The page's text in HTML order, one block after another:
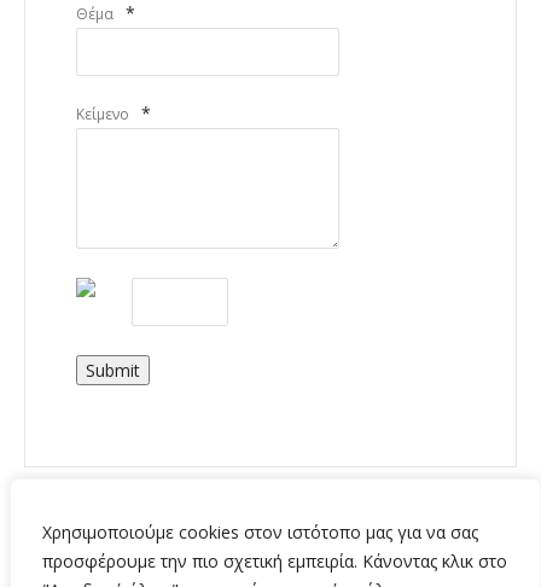
Χρησιμοποιούμε cookies στον ιστότοπο μας για να σας
προσφέρουμε την πιο σχετική εμπειρία. Κάνοντας κλικ στο
Θέμα *
Κείμενο *
Submit